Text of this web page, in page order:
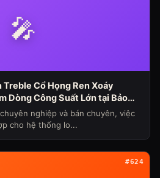
🎤
Treble Cổ Họng Ren Xoáy
Dòng Công Suất Lớn tại Bảo
máy ngày 339)
nghiệp và bán chuyên, việc
cho hệ thống lo...
#624